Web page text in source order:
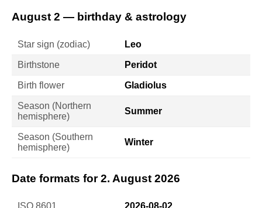
August 2 — birthday & astrology
Star sign (zodiac) Leo
Birthstone Peridot
Birth flower Gladiolus
Season (Northern
hemisphere)
Summer
Season (Southern
hemisphere)
Winter
Date formats for 2. August 2026
ISO 8601 2026-08-02